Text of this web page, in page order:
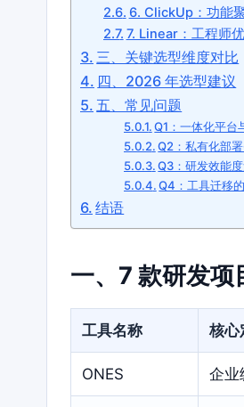
6. ClickUp：功能
7. Linear：工程师
三、关键选型维度对比
四、2026 年选型建议
五、常见问题
Q1：一体化平台
Q2：私有化部
Q3：研发效能
Q4：工具迁移
结语
一、7 款研发项
工具名称 核心
ONES 企业